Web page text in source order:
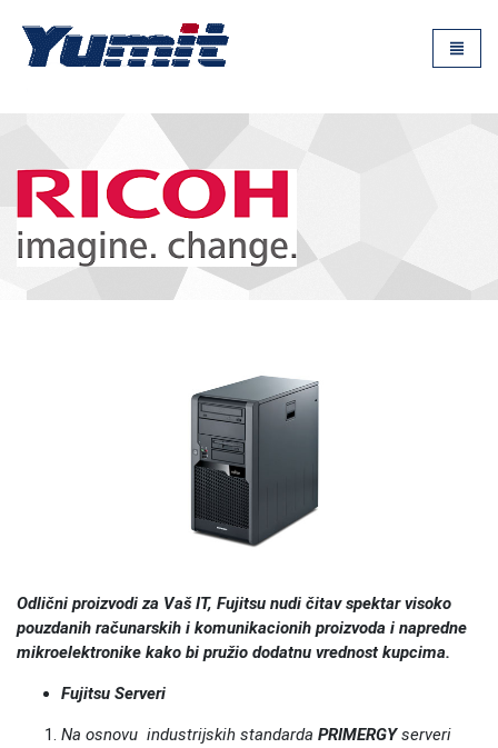
Odlični proizvodi za Vaš IT, Fujitsu nudi čitav spektar visoko
pouzdanih računarskih i komunikacionih proizvoda i napredne
mikroelektronike kako bi pružio dodatnu vrednost kupcima.
Fujitsu Serveri
Na osnovu industrijskih standarda PRIMERGYserveri